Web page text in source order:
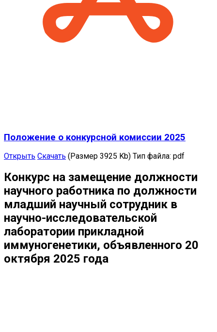
Положение о конкурсной комиссии 2025
Открыть Скачать (Размер 3925 Kb) Тип файла: pdf
Конкурс на замещение должности
научного работника по должности
младший научный сотрудник в
научно-исследовательской
лаборатории прикладной
иммуногенетики, объявленного 20
октября 2025 года